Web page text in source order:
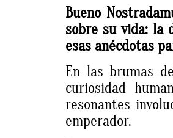
Bueno
sobre su vida: la
esas anécdotas
En las brumas
curiosidad
resonantes
emperador.